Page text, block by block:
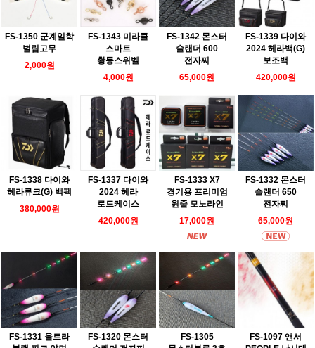
FS-1350 군계일학
벌림고무
2,000원
FS-1343 미라클
스마트
황동스위벨
4,000원
FS-1342 몬스터
슬랜더 600
전자찌
65,000원
FS-1339 다이와
2024 헤라백(G)
보조백
420,000원
FS-1338 다이와
헤라류크(G) 백팩
380,000원
FS-1337 다이와
2024 헤라
로드케이스
420,000원
FS-1333 X7
경기용 프리미엄
원줄 모노라인
17,000원
FS-1332 몬스터
슬랜더 650
전자찌
65,000원
FS-1331 울트라
FS-1320 몬스터
FS-1305
FS-1097 앤서